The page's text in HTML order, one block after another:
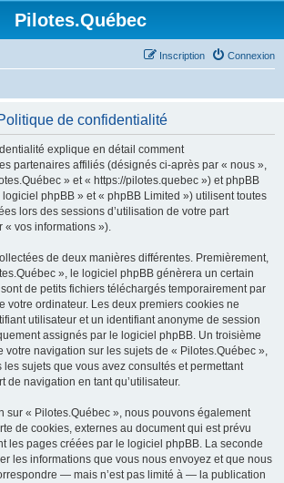
Pilotes.Québec
Connexion
Inscription
de confidentialité
explique en détail comment
partenaires affiliés (désignés ci-après par « nous »,
» et « https://pilotes.quebec ») et phpBB
phpBB » et « phpBB Limited ») utilisent toutes
lors des sessions d’utilisation de votre part
« vos informations »).
de deux manières différentes. Premièrement,
», le logiciel phpBB génèrera un certain
de petits fichiers téléchargés temporairement par
votre ordinateur. Les deux premiers cookies ne
utilisateur et un identifiant anonyme de session
assignés par le logiciel phpBB. Un troisième
votre navigation sur les sujets de « Pilotes.Québec »,
les sujets que vous avez consultés et permettant
de navigation en tant qu’utilisateur.
sur « Pilotes.Québec », nous pouvons également
de cookies, externes au document qui est prévu
les pages créées par le logiciel phpBB. La seconde
les informations que vous nous envoyez et que nous
— mais n’est pas limité à — la publication